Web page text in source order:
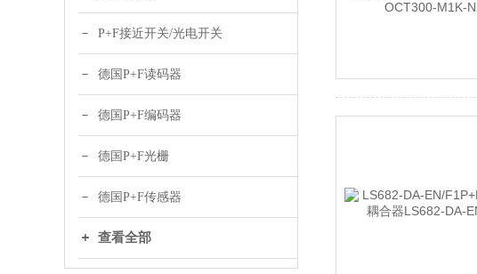
P+F接近开关/光电开关
德国P+F读码器
德国P+F编码器
德国P+F光栅
德国P+F传感器
查看全部